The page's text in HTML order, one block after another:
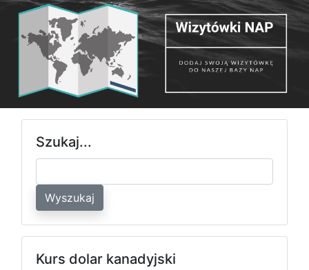
Szukaj...
Wyszukaj
Kurs dolar kanadyjski